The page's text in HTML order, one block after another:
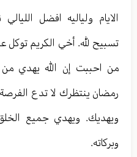
الايام ولياليه افضل
تسبيح لله. أخي الكريم توكل
من احببت إن الله يهدي
رمضان ينتظرك لا تدع الفرصة
ويهديك. ويهدي جميع
وبركاته.